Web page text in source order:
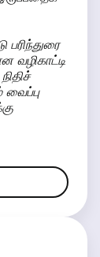
பரிந்துரை
வழிகாட்டி